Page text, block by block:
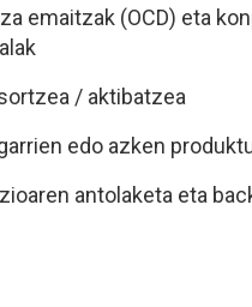
emaitzak (OCD) eta
/ aktibatzea
edo azken
antolaketa eta